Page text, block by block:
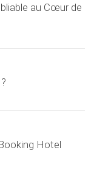
au Cœur de
Hotel